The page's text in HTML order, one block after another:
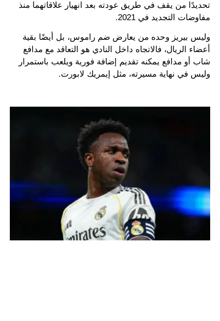
تحديدًا من يقف في طريق عودته بعد انهيار علاقاتهما منذ
مفاوضات التجديد في 2021.
وليس بيريز وحده من يعارض ضم راموس، بل أيضًا بقية
أعضاء الريال، فالاتجاه داخل النادي هو التعاقد مع مدافع
شاب أو مدافع يمكنه تقديم إضافة فورية ويلعب باستمرار
وليس في نهاية مسيرته، مثل إيمريك لابورت.